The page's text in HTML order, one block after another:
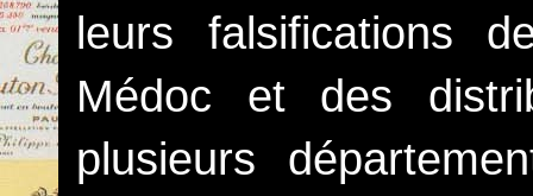
leurs falsifications
Médoc et des
plusieurs